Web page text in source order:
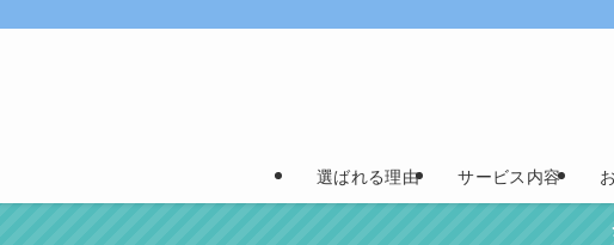
選ばれる理由 サービス内容